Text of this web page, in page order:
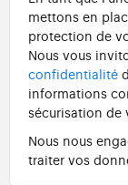
mettons en
protection de
Nous vous
confidentialité
informations
sécurisation de
Nous nous
traiter vos